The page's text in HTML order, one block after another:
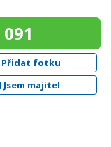
Přidat fotku
Jsem majitel